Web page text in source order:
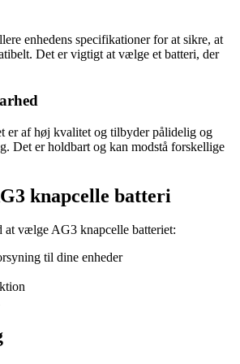
enhedens specifikationer for at sikre, at
Det er vigtigt at vælge et batteri, der
er af høj kvalitet og tilbyder pålidelig og
Det er holdbart og kan modstå forskellige
knapcelle batteri
at vælge AG3 knapcelle batteriet:
til dine enheder